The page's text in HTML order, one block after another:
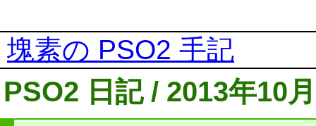
塊素の PSO2 手記
PSO2 日記 / 2013年10